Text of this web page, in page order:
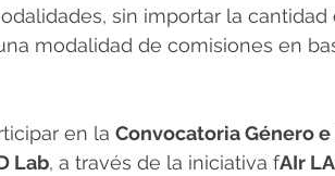
sin importar la cantidad
modalidad de comisiones en
en la Convocatoria Género
Lab, a través de la iniciativa fAIr